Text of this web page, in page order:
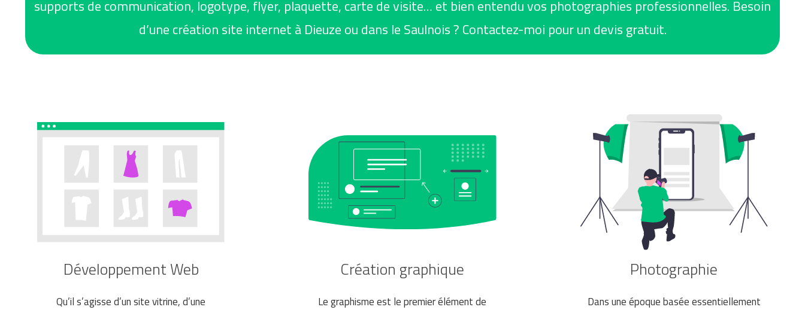
supports de communication, logotype, flyer, plaquette, carte de visite… et bien entendu vos photographies professionnelles. Besoin
d’une création site internet à Dieuze ou dans le Saulnois ? Contactez-moi pour un devis gratuit.
Développement Web
Qu’il s’agisse d’un site vitrine, d’une
Création graphique
Le graphisme est le premier élément de
Photographie
Dans une époque basée essentiellement